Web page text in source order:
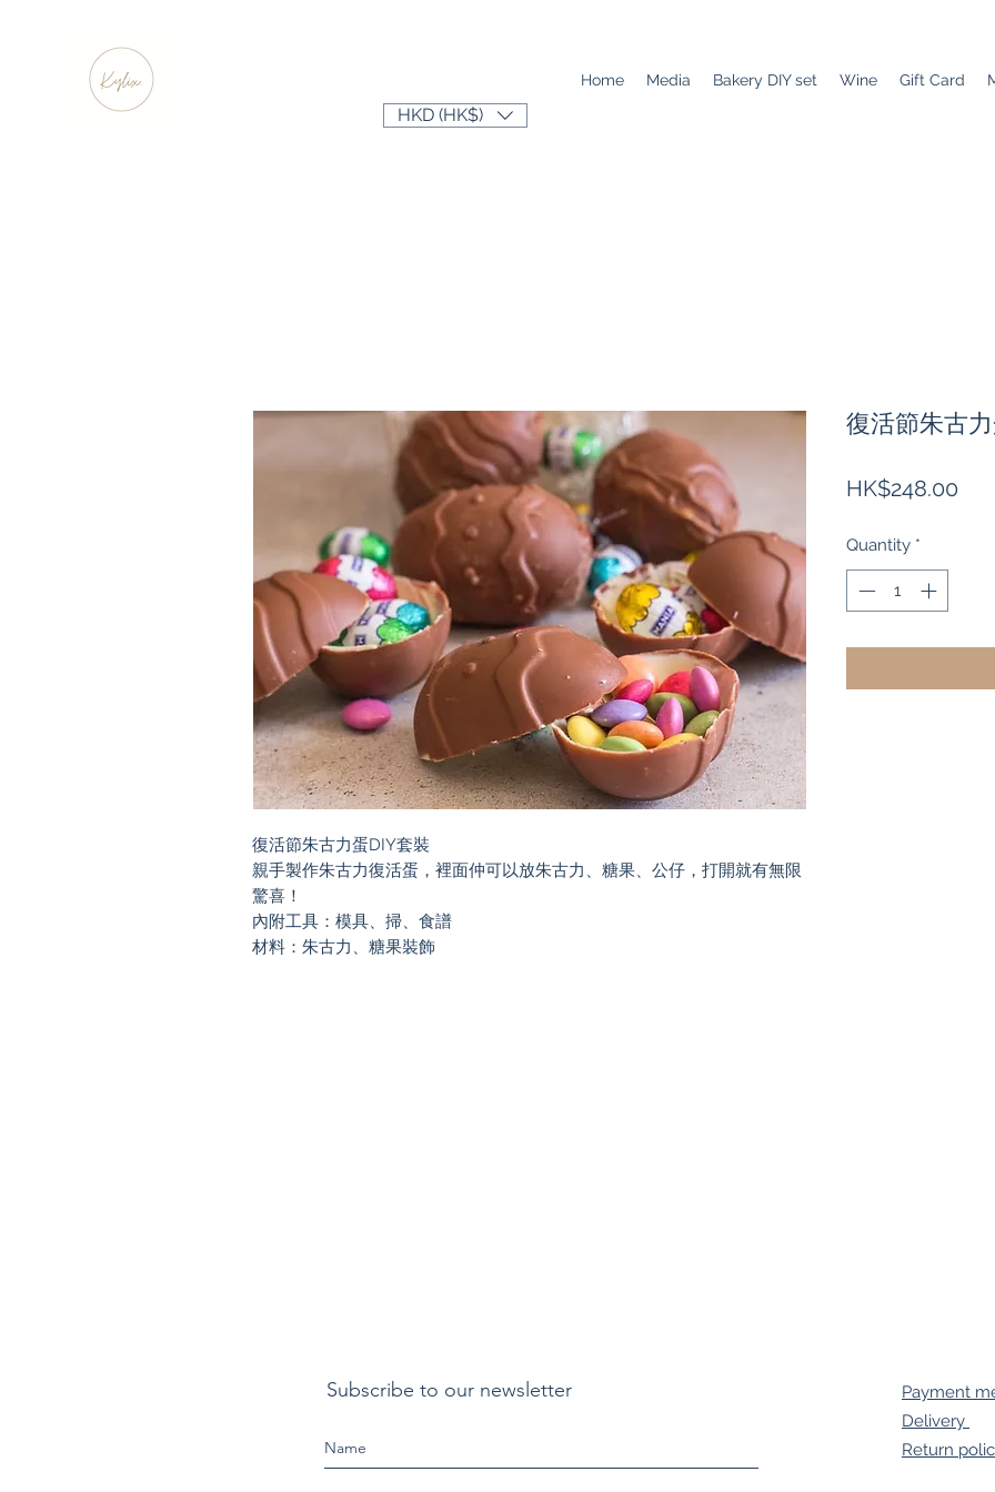
Home Media Bakery DIY set Wine Gift Card
HKD (HK$)
復活節朱古力蛋DIY套裝
親手製作朱古力復活蛋，裡面仲可以放朱古力、糖果、公仔，打開就有無限
驚喜！
內附工具：模具、掃、食譜
材料：朱古力、糖果裝飾
復活節朱古
HK$248.00
Quantity *
Subscribe to our newsletter
Payment
Delivery
Return